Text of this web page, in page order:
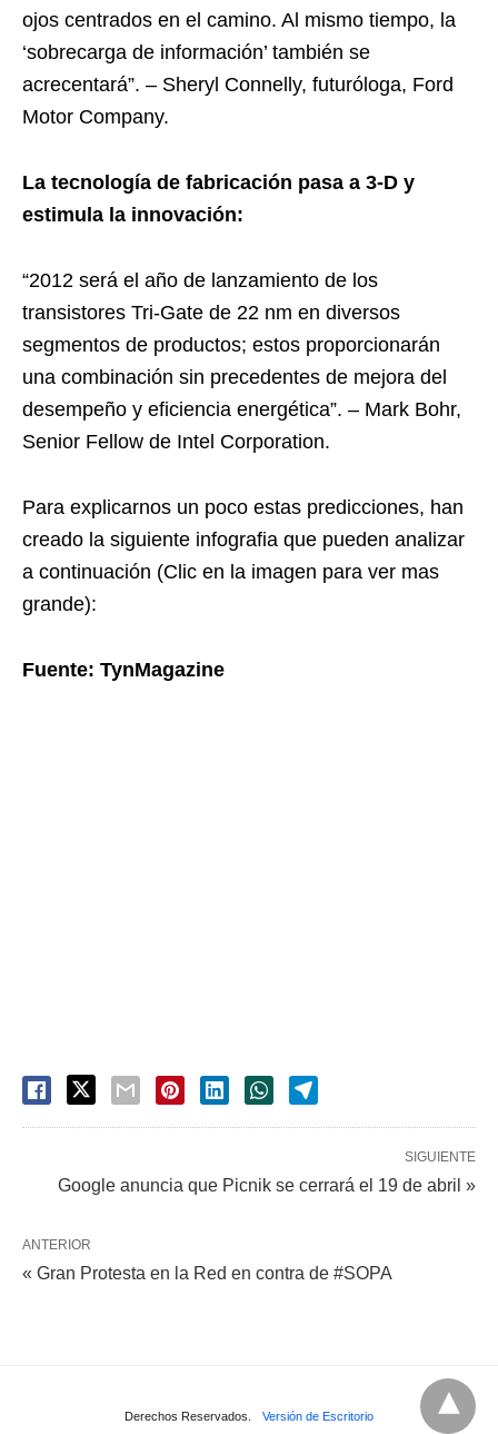
ojos centrados en el camino. Al mismo tiempo, la
‘sobrecarga de información’ también se
acrecentará”. – Sheryl Connelly, futuróloga, Ford
Motor Company.
La tecnología de fabricación pasa a 3-D y
estimula la innovación:
“2012 será el año de lanzamiento de los
transistores Tri-Gate de 22 nm en diversos
segmentos de productos; estos proporcionarán
una combinación sin precedentes de mejora del
desempeño y eficiencia energética”. – Mark Bohr,
Senior Fellow de Intel Corporation.
Para explicarnos un poco estas predicciones, han
creado la siguiente infografia que pueden analizar
a continuación (Clic en la imagen para ver mas
grande):
Fuente: TynMagazine
SIGUIENTE
Google anuncia que Picnik se cerrará el 19 de abril »
ANTERIOR
« Gran Protesta en la Red en contra de #SOPA
Derechos Reservados. Versión de Escritorio